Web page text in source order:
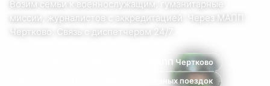
Возим семьи к военнослужащим, гуманитарные
миссии, журналистов с аккредитацией.
Через МАПП
Чертково.
Связь с диспетчером 24/7.
Через МАПП Чертково
500+ выполненных поездок